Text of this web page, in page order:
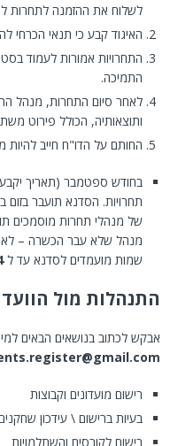
לשלוח את ההזמנה לתחרות
האיגוד קבע כי תנאי הכרחי להכרה
התחרויות אמורות לעמוד
התמיכה.
לאחר סיום התחרות, מנהל
ותוצאותיה, הכולל פירוט
החותם על הדו"ח חייב להיות
בחודש ספטמבר (תאריך
של מנהלי תחרות מוסמכים
מנהל שלא עבר הכשרה – לא
שמות מועמדים לסדנא עד ל
התנהלות מול
אבקש לכתוב בנושאים הבאים
רישום מועדונים וקבוצות
בעיות ברישום \ עידכון
רישום לקורסים והשתלמויות